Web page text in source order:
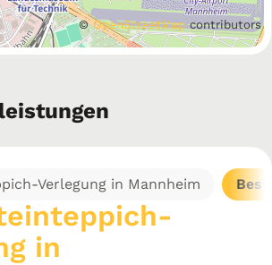
©OpenStreetMap contributors
Verlegung in Mannheim
in